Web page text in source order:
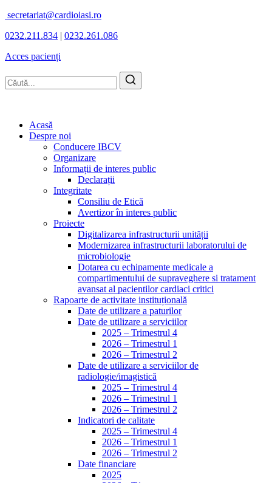
secretariat@cardioiasi.ro
0232.211.834 | 0232.261.086
Acces pacienți
Acasă
Despre noi
Conducere IBCV
Organizare
Informații de interes public
Declarații
Integritate
Consiliu de Etică
Avertizor în interes public
Proiecte
Digitalizarea infrastructurii unității
Modernizarea infrastructurii laboratorului de
microbiologie
Dotarea cu echipamente medicale a
compartimentului de supraveghere si tratament
avansat al pacientilor cardiaci critici
Rapoarte de activitate instituțională
Date de utilizare a paturilor
Date de utilizare a serviciilor
2025 – Trimestrul 4
2026 – Trimestrul 1
2026 – Trimestrul 2
Date de utilizare a serviciilor de
radiologie/imagistică
2025 – Trimestrul 4
2026 – Trimestrul 1
2026 – Trimestrul 2
Indicatori de calitate
2025 – Trimestrul 4
2026 – Trimestrul 1
2026 – Trimestrul 2
Date financiare
2025